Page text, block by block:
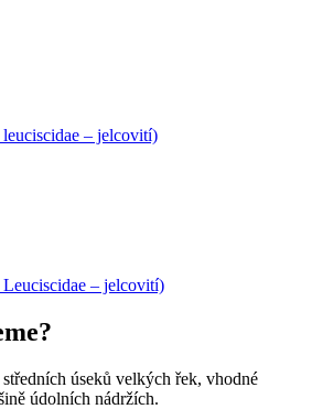
– jelcovití)
Leuciscidae – jelcovití)
úseků velkých řek, vhodné
údolních nádržích.